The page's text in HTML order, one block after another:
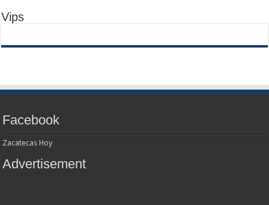
Vips
Facebook
Zacatecas Hoy
Advertisement